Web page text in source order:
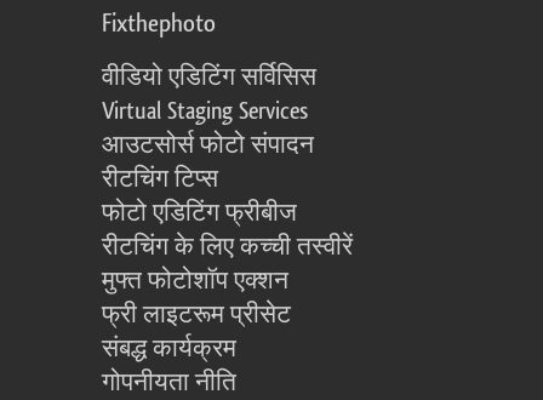
Fixthephoto
वीडियो एडिटिंग सर्विसिस
Virtual Staging Services
आउटसोर्स फोटो संपादन
रीटचिंग टिप्स
फोटो एडिटिंग फ्रीबीज
रीटचिंग के लिए कच्ची तस्वीरें
मुफ्त फोटोशॉप एक्शन
फ्री लाइटरूम प्रीसेट
संबद्ध कार्यक्रम
गोपनीयता नीति